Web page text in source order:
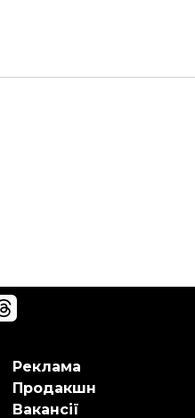
Реклама
Продакшн
Вакансії